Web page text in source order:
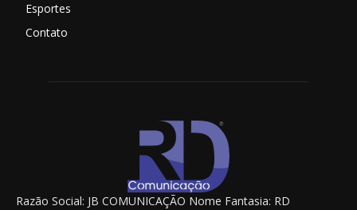
Esportes
Contato
Razão Social: JB COMUNICAÇÃO Nome Fantasia: RD